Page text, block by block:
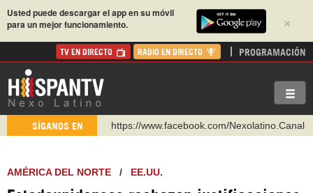
×
Usted puede descargar el app en su móvil
para un mejor funcionamiento.
TV EN DIRECTO RADIO EN DIRECTO PROGRAMACIÓN
SÍGANOS EN
https://www.youtube.com/@nexo_latino
https://t.me/hispantvcanal
https://urmedium.com/c/hispantv
AMÉRICA DEL NORTE / EE.UU.